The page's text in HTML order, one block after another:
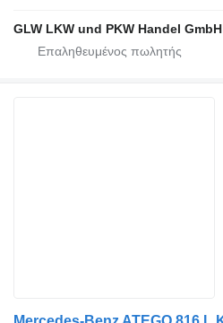
GLW LKW und PKW Handel GmbH